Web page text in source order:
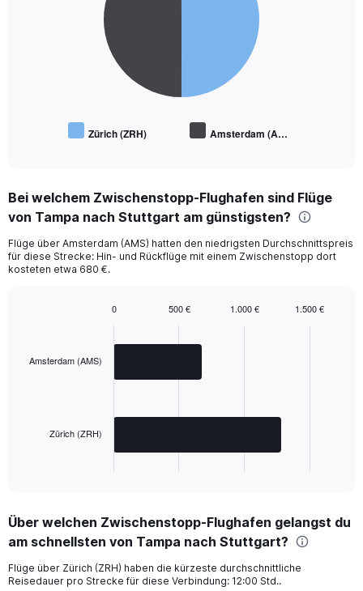
Zürich (ZRH) Amsterdam (A…
Bei welchem Zwischenstopp-Flughafen sind Flüge
von Tampa nach Stuttgart am günstigsten?
Flüge über Amsterdam (AMS) hatten den niedrigsten Durchschnittspreis
für diese Strecke: Hin- und Rückflüge mit einem Zwischenstopp dort
kosteten etwa 680 €.
Range:
2
The
Amsterdam (AMS)
Zürich (ZRH)
0 500 € 1.000 € 1.500 €
Über welchen Zwischenstopp-Flughafen gelangst du
am schnellsten von Tampa nach Stuttgart?
Flüge über Zürich (ZRH) haben die kürzeste durchschnittliche
Reisedauer pro Strecke für diese Verbindung: 12:00 Std..